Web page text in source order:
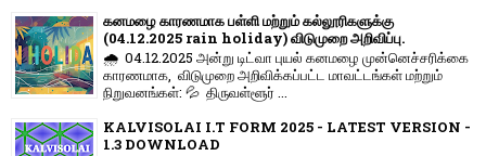
கனமழை காரணமாக பள்ளி மற்றும் கல்லூரிகளுக்கு
(04.12.2025 rain holiday) விடுமுறை அறிவிப்பு.
🌧️ 04.12.2025 அன்று டிட்வா புயல் கனமழை முன்னெச்சரிக்கை
காரணமாக, விடுமுறை அறிவிக்கப்பட்ட மாவட்டங்கள் மற்றும்
நிறுவனங்கள்: 💦 திருவள்ளூர் ...
KALVISOLAI I.T FORM 2025 - LATEST VERSION -
1.3 DOWNLOAD